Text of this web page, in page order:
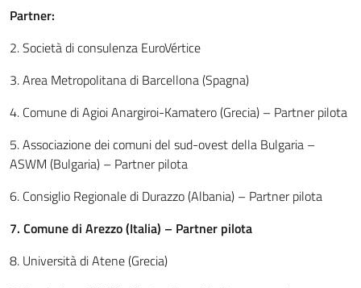
Partner:
2. Società di consulenza EuroVértice
3. Area Metropolitana di Barcellona (Spagna)
4. Comune di Agioi Anargiroi-Kamatero (Grecia) – Partner pilota
5. Associazione dei comuni del sud-ovest della Bulgaria –
ASWM (Bulgaria) – Partner pilota
6. Consiglio Regionale di Durazzo (Albania) – Partner pilota
7. Comune di Arezzo (Italia) – Partner pilota
8. Università di Atene (Grecia)